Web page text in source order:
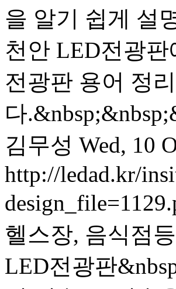
을 알기 쉽게 설
천안 LED전광
전광판 용어 정
다
김무성 Wed, 10
http://ledad.kr/
헬스장, 음식점
LED전광판